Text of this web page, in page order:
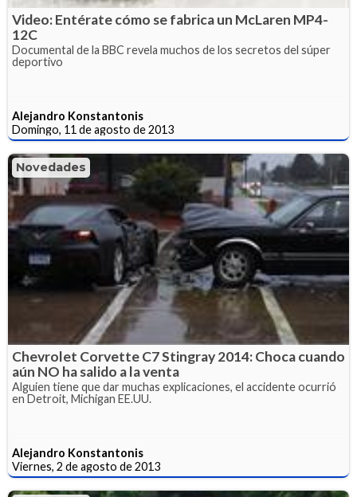
Video: Entérate cómo se fabrica un McLaren MP4-
12C
Documental de la BBC revela muchos de los secretos del súper
deportivo
Alejandro Konstantonis
Domingo, 11 de agosto de 2013
Novedades
Chevrolet Corvette C7 Stingray 2014: Choca cuando
aún NO ha salido a la venta
Alguien tiene que dar muchas explicaciones, el accidente ocurrió
en Detroit, Michigan EE.UU.
Alejandro Konstantonis
Viernes, 2 de agosto de 2013